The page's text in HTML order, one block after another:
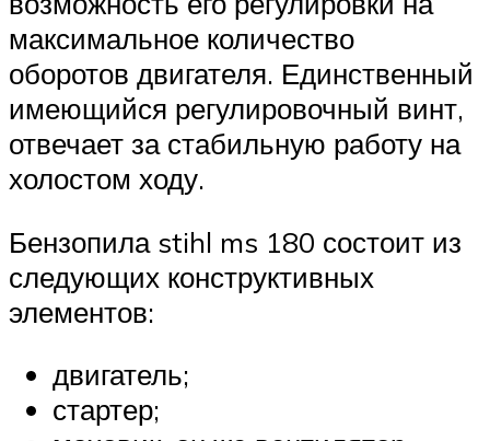
максимальное количество
оборотов двигателя. Единственный
имеющийся регулировочный винт,
отвечает за стабильную работу на
холостом ходу.
Бензопила stihl ms 180 состоит из
следующих конструктивных
элементов:
двигатель;
стартер;